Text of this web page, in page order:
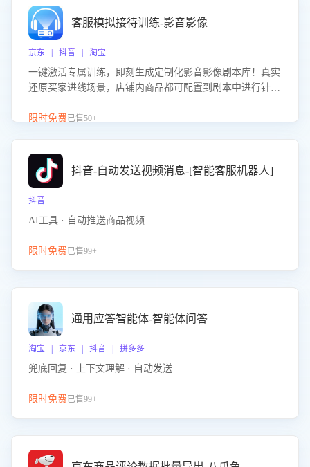
客服模拟接待训练-影音影像
京东 | 抖音 | 淘宝
一键激活专属训练，即刻生成定制化影音影像剧本库！真实
还原买家进线场景，店铺内商品都可配置到剧本中进行针对
击 “立即开通”，快速获取影音影像类目剧本，一键开启客服
限时免费已售50+
抖音-自动发送视频消息-[智能客服机器人]
抖音
AI工具 · 自动推送商品视频
限时免费已售99+
通用应答智能体-智能体问答
淘宝 | 京东 | 抖音 | 拼多多
兜底回复 · 上下文理解 · 自动发送
限时免费已售99+